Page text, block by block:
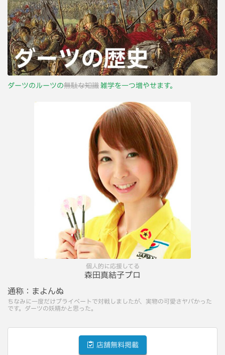
ダーツのルーツの無駄な知識雑学を一つ増やせます。
個人的に応援してる
森田真結子プロ
通称： まよんぬ
ちなみに一度だけプライベートで対戦しましたが、実物の可愛さヤバかった
です。ダーツの妖精かと思った。
店舗無料掲載